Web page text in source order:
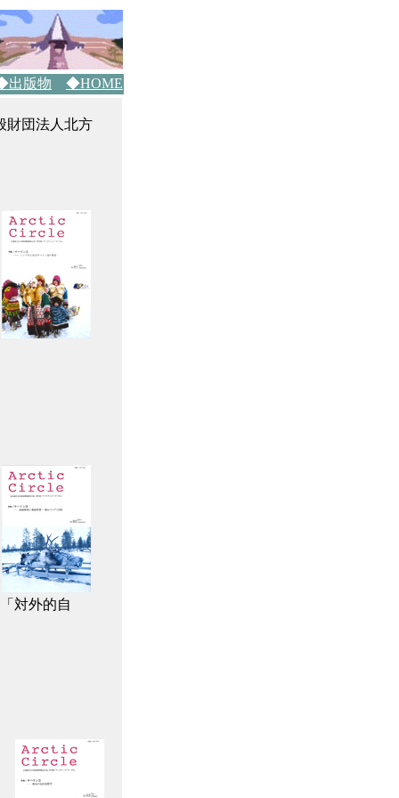
出版物 ◆HOME
団法人北方
対外的自